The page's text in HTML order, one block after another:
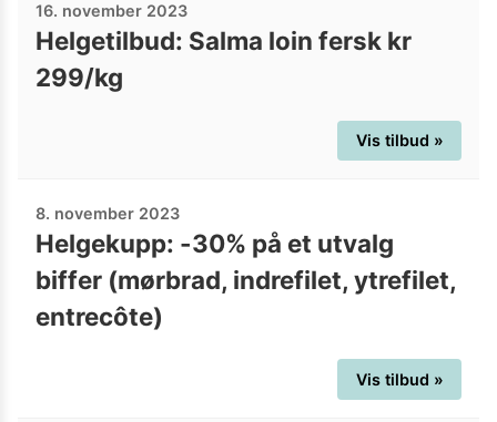
16. november 2023
Helgetilbud: Salma loin fersk kr
299/kg
Vis tilbud »
8. november 2023
Helgekupp: -30% på et utvalg
biffer (mørbrad, indrefilet, ytrefilet,
entrecôte)
Vis tilbud »